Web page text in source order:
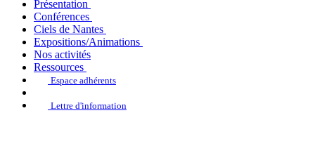
Présentation
Conférences
Ciels de Nantes
Expositions/Animations
Nos activités
Ressources
Espace adhérents
Lettre d'information